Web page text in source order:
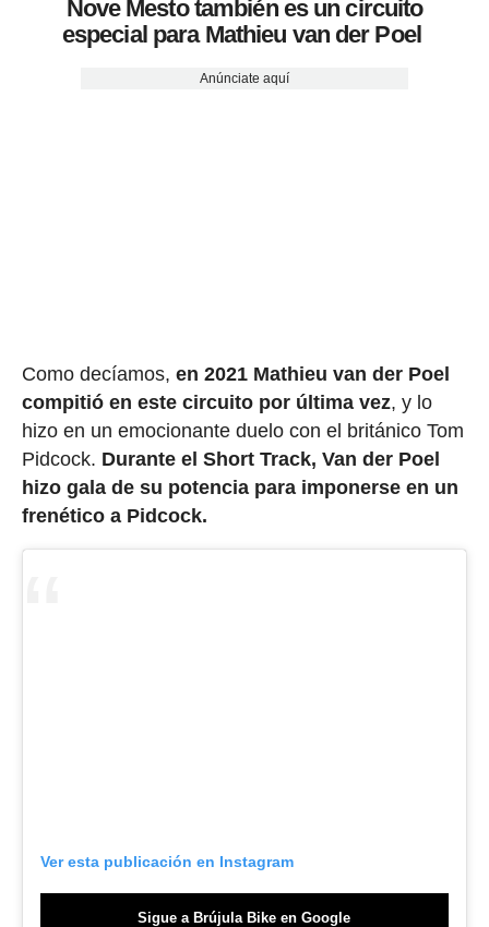
Nove Mesto también es un circuito
especial para Mathieu van der Poel
Anúnciate aquí
Como decíamos, en 2021 Mathieu van der Poel
compitió en este circuito por última vez, y lo
hizo en un emocionante duelo con el británico Tom
Pidcock. Durante el Short Track, Van der Poel
hizo gala de su potencia para imponerse en un
frenético a Pidcock.
Ver esta publicación en Instagram
Sigue a Brújula Bike en Google